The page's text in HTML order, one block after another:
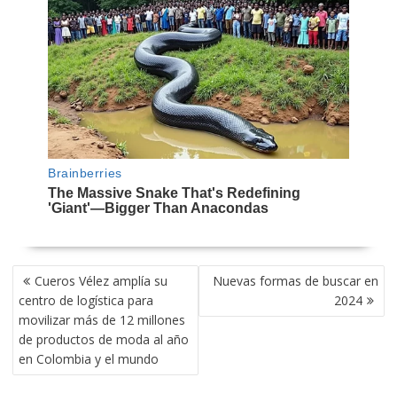
NAVEGACIÓN
DE
ENTRADAS
Cueros Vélez amplía su
centro de logística para
movilizar más de 12 millones
de productos de moda al año
en Colombia y el mundo
Nuevas formas de buscar en
2024